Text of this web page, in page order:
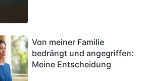
Von meiner Familie
bedrängt und angegriffen:
Meine Entscheidung